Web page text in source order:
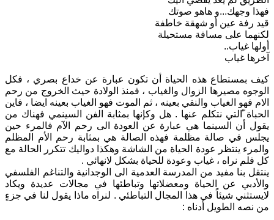
فهذا وجهك...و هاهو صوتك
قيد رفة عين أو شهقة خاطفة
لكنهما على مسافة مستحيلة
أولها غياب..
آخرها غياب
كيف بمستطاع هذه الحياة أن تكون عبارة عن خداع بصري ، فكل
الوجوه مصيرها الزوال والغياب ، فمنذ الولادة حيث الخروج من رحم
الام فهو الغياب والنفي بعينه ، ثم الموت فهو الغياب بعينه ايضا ، فاين
الحباة ّالتي نتكلم عنها . هل وكإنها بمثابة الفن السينمي فهناك من
يقول أن السينما هي عبارة عن العودة الى رحم الآم فالمرء حين
يجلس في صالة مظلمة فهذه الصالة هي بمثابة رحم الأم المظلم
والمرء ينتظر عودة الحياة من الشاشة وهكذا دواليك تتكرر الحالة مع
كل فلم نراه ، غياب وعودة للحياة بشكل لانهائي .
ينتقل بنا مفيد من المدرسة العدمية الى الوجدانية والتناغم الفلسفي
والأدبي عن الحياة ومعضلاتها وتباطئها في مجالات عديدة ويكاد
لايستثني شيئاً في هذا المجال التباطئي . لنراه ماذا يقول لنا في جزءٍ
من نصه الطويل أدناه :